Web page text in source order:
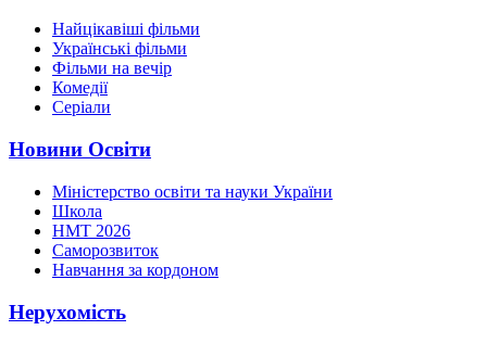
Найцікавіші фільми
Українські фільми
Фільми на вечір
Комедії
Серіали
Новини Освіти
Міністерство освіти та науки України
Школа
НМТ 2026
Саморозвиток
Навчання за кордоном
Нерухомість